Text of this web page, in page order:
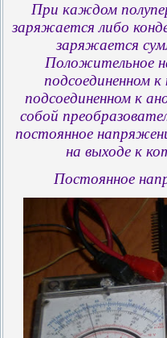
При каждом
заряжается либо
заряжается
Положительное
подсоединенном
подсоединенном к
собой
постоянное
на выходе к
Постоянное